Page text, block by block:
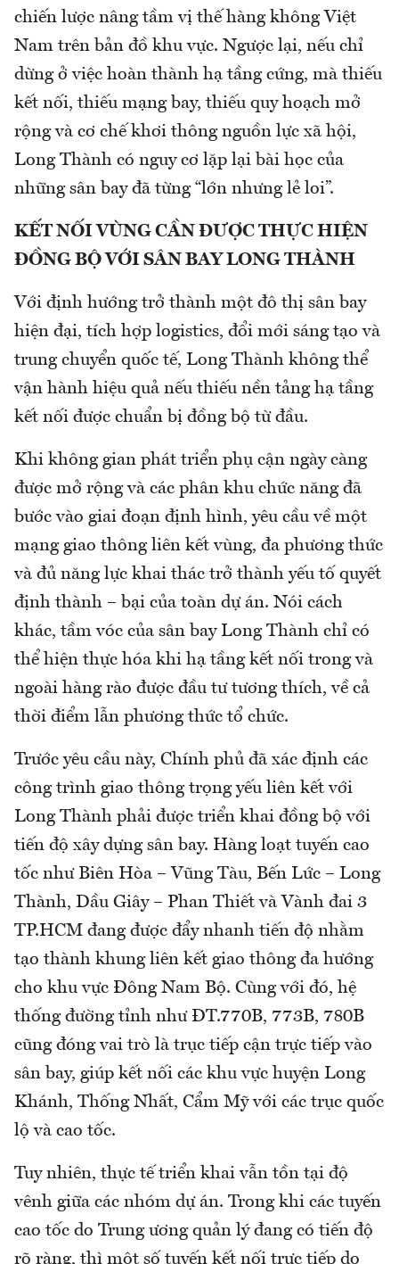
chiến lược nâng tầm vị thế hàng không Việt
Nam trên bản đồ khu vực. Ngược lại, nếu chỉ
dừng ở việc hoàn thành hạ tầng cứng, mà thiếu
kết nối, thiếu mạng bay, thiếu quy hoạch mở
rộng và cơ chế khơi thông nguồn lực xã hội,
Long Thành có nguy cơ lặp lại bài học của
những sân bay đã từng “lớn nhưng lẻ loi”.
KẾT NỐI VÙNG CẦN ĐƯỢC THỰC HIỆN
ĐỒNG BỘ VỚI SÂN BAY LONG THÀNH
Với định hướng trở thành một đô thị sân bay
hiện đại, tích hợp logistics, đổi mới sáng tạo và
trung chuyển quốc tế, Long Thành không thể
vận hành hiệu quả nếu thiếu nền tảng hạ tầng
kết nối được chuẩn bị đồng bộ từ đầu.
Khi không gian phát triển phụ cận ngày càng
được mở rộng và các phân khu chức năng đã
bước vào giai đoạn định hình, yêu cầu về một
mạng giao thông liên kết vùng, đa phương thức
và đủ năng lực khai thác trở thành yếu tố quyết
định thành – bại của toàn dự án. Nói cách
khác, tầm vóc của sân bay Long Thành chỉ có
thể hiện thực hóa khi hạ tầng kết nối trong và
ngoài hàng rào được đầu tư tương thích, về cả
thời điểm lẫn phương thức tổ chức.
Trước yêu cầu này, Chính phủ đã xác định các
công trình giao thông trọng yếu liên kết với
Long Thành phải được triển khai đồng bộ với
tiến độ xây dựng sân bay. Hàng loạt tuyến cao
tốc như Biên Hòa – Vũng Tàu, Bến Lức – Long
Thành, Dầu Giây – Phan Thiết và Vành đai 3
TP.HCM đang được đẩy nhanh tiến độ nhằm
tạo thành khung liên kết giao thông đa hướng
cho khu vực Đông Nam Bộ. Cùng với đó, hệ
thống đường tỉnh như ĐT.770B, 773B, 780B
cũng đóng vai trò là trục tiếp cận trực tiếp vào
sân bay, giúp kết nối các khu vực huyện Long
Khánh, Thống Nhất, Cẩm Mỹ với các trục quốc
lộ và cao tốc.
Tuy nhiên, thực tế triển khai vẫn tồn tại độ
vênh giữa các nhóm dự án. Trong khi các tuyến
cao tốc do Trung ương quản lý đang có tiến độ
rõ ràng, thì một số tuyến kết nối trực tiếp do